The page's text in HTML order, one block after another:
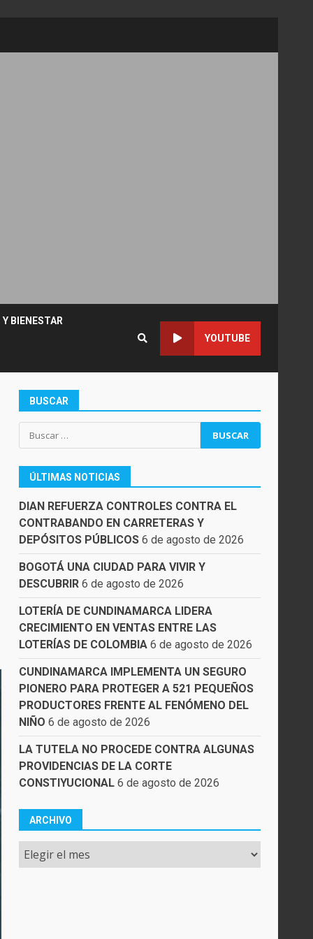
BIENESTAR
YOUTUBE
BUSCAR
Buscar:
ÚLTIMAS NOTICIAS
DIAN REFUERZA CONTROLES CONTRA EL
CONTRABANDO EN CARRETERAS Y
DEPÓSITOS PÚBLICOS 6 de agosto de 2026
BOGOTÁ UNA CIUDAD PARA VIVIR Y
DESCUBRIR 6 de agosto de 2026
LOTERÍA DE CUNDINAMARCA LIDERA
CRECIMIENTO EN VENTAS ENTRE LAS
LOTERÍAS DE COLOMBIA 6 de agosto de 2026
CUNDINAMARCA IMPLEMENTA UN SEGURO
PIONERO PARA PROTEGER A 521 PEQUEÑOS
PRODUCTORES FRENTE AL FENÓMENO DEL
NIÑO 6 de agosto de 2026
LA TUTELA NO PROCEDE CONTRA ALGUNAS
PROVIDENCIAS DE LA CORTE
CONSTIYUCIONAL 6 de agosto de 2026
ARCHIVO
Archivo